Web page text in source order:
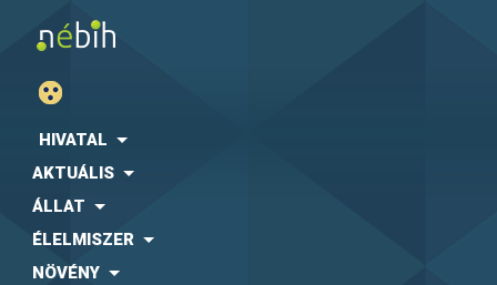
HIVATAL
AKTUÁLIS
ÁLLAT
ÉLELMISZER
NÖVÉNY